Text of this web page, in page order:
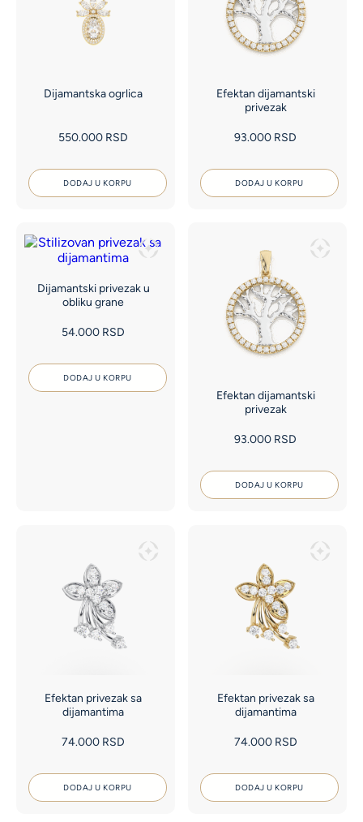
Dijamantska ogrlica
550.000 RSD
DODAJ U KORPU
Efektan dijamantski
privezak
93.000 RSD
DODAJ U KORPU
Dijamantski privezak u
obliku grane
54.000 RSD
DODAJ U KORPU
Efektan dijamantski
privezak
93.000 RSD
DODAJ U KORPU
Efektan privezak sa
dijamantima
74.000 RSD
DODAJ U KORPU
Efektan privezak sa
dijamantima
74.000 RSD
DODAJ U KORPU